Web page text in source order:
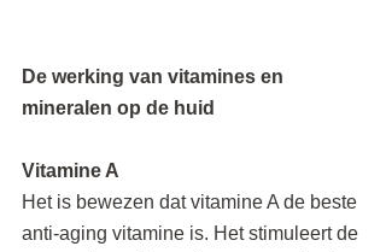
De werking van vitamines en
mineralen op de huid
Vitamine A
Het is bewezen dat vitamine A de beste
anti-aging vitamine is. Het stimuleert de